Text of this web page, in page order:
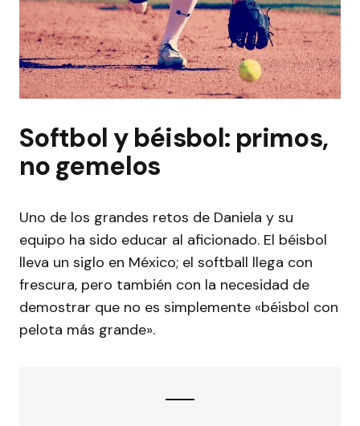
Softbol y béisbol: primos,
no gemelos
Uno de los grandes retos de Daniela y su
equipo ha sido educar al aficionado. El béisbol
lleva un siglo en México; el softball llega con
frescura, pero también con la necesidad de
demostrar que no es simplemente «béisbol con
pelota más grande».